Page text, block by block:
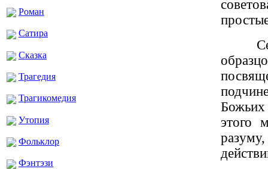
Роман
Сатира
Сказка
Трагедия
Трагикомедия
Утопия
Фольклор
Фэнтэзи
Божьих
этого